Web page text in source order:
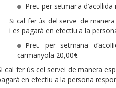
Preu per setmana d’acollida
Si cal fer ús del servei de
i es pagarà en efectiu a la
Preu per setmana
carmanyola 20,00€.
cal fer ús del servei de manera
en efectiu a la persona